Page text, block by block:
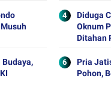
Diduga
Oknum
Ditahan
Pria
Pohon,